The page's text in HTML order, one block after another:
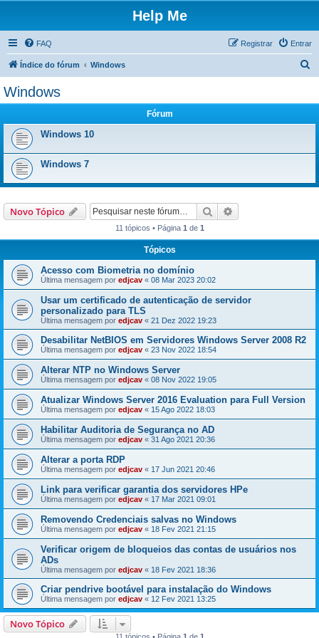
Help Me
FAQ Entrar
Registrar
Índice do fórum Windows
a
Windows
Fórum
Windows 10
Windows 7
Novo Tópico Pesquisar
11 tópicos • Página 1 de 1
Tópicos
Acesso com Biometria no domínio
Última mensagem por edjcav « 08 Mar 2023 20:02
Usar um certificado de autenticação de servidor
personalizado para TLS
Última mensagem por edjcav « 21 Dez 2022 19:23
Desabilitar NetBIOS em Servidores Windows Server 2008 R2
Última mensagem por edjcav « 23 Nov 2022 18:54
Alterar NTP no Windows Server
Última mensagem por edjcav « 08 Nov 2022 19:05
Atualizar Windows Server 2016 Evaluation para Full Version
Última mensagem por edjcav « 15 Ago 2022 18:03
Habilitar Auditoria de Segurança no AD
Última mensagem por edjcav « 31 Ago 2021 20:36
Alterar a porta RDP
Última mensagem por edjcav « 17 Jun 2021 20:46
Link para verificar garantia dos servidores HPe
Última mensagem por edjcav « 17 Mar 2021 09:01
Removendo Credenciais salvas no Windows
Última mensagem por edjcav « 18 Fev 2021 21:15
Verificar origem de bloqueios das contas de usuários nos
ADs
Última mensagem por edjcav « 18 Fev 2021 18:36
Criar pendrive bootável para instalação do Windows
Última mensagem por edjcav « 12 Fev 2021 13:25
Novo Tópico